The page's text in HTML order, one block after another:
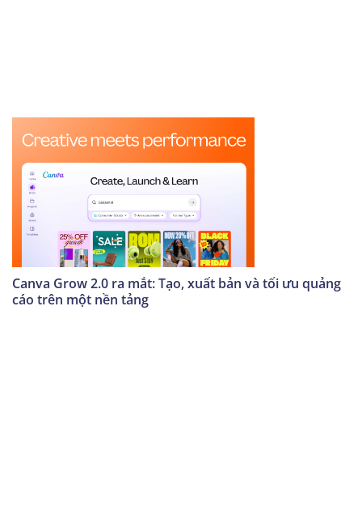
Canva Grow 2.0 ra mắt: Tạo, xuất bản và tối ưu quảng
cáo trên một nền tảng